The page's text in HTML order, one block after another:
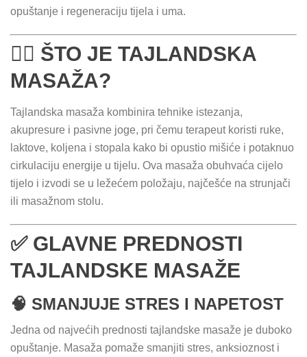
opuštanje i regeneraciju tijela i uma.
💆‍♂️ ŠTO JE TAJLANDSKA
MASAŽA?
Tajlandska masaža kombinira tehnike istezanja,
akupresure i pasivne joge, pri čemu terapeut koristi ruke,
laktove, koljena i stopala kako bi opustio mišiće i potaknuo
cirkulaciju energije u tijelu. Ova masaža obuhvaća cijelo
tijelo i izvodi se u ležećem položaju, najčešće na strunjači
ili masažnom stolu.
✅ GLAVNE PREDNOSTI
TAJLANDSKE MASAŽE
🧠 SMANJUJE STRES I NAPETOST
Jedna od najvećih prednosti tajlandske masaže je duboko
opuštanje. Masaža pomaže smanjiti stres, anksioznost i